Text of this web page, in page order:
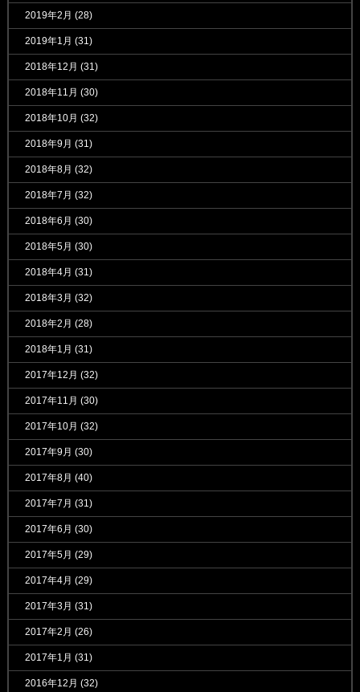
2019年2月 (28)
2019年1月 (31)
2018年12月 (31)
2018年11月 (30)
2018年10月 (32)
2018年9月 (31)
2018年8月 (32)
2018年7月 (32)
2018年6月 (30)
2018年5月 (30)
2018年4月 (31)
2018年3月 (32)
2018年2月 (28)
2018年1月 (31)
2017年12月 (32)
2017年11月 (30)
2017年10月 (32)
2017年9月 (30)
2017年8月 (40)
2017年7月 (31)
2017年6月 (30)
2017年5月 (29)
2017年4月 (29)
2017年3月 (31)
2017年2月 (26)
2017年1月 (31)
2016年12月 (32)